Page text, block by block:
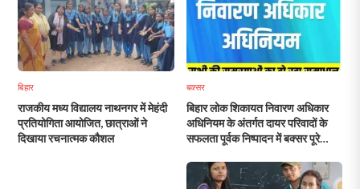
बिहार
राजकीय मध्य विद्यालय नाथनगर में मेहंदी
प्रतियोगिता आयोजित, छात्राओं ने
दिखाया रचनात्मक कौशल
बक्सर
बिहार लोक शिकायत निवारण अधिकार
अधिनियम के अंतर्गत दायर परिवादों के
सफलता पूर्वक निष्पादन में बक्सर पूरे